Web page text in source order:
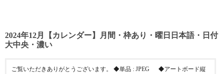
2024年12月【カレンダー】月間・枠あり・曜日日本語・日付
大中央・濃い
ご覧いただきありがとうございます。 ◆単品 : JPEG ◆アートボード縦